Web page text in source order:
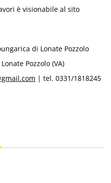
è visionabile al sito
di Lonate Pozzolo
Pozzolo (VA)
| tel. 0331/1818245